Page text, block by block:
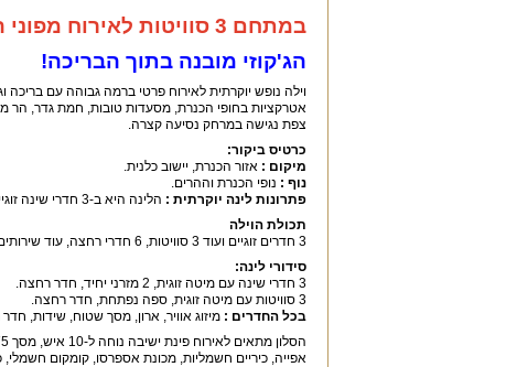
במתחם 3 סוויטות לאירוח מפוני הצפון והדרום בשיתוף עם משרד התיירות.
הג'קוזי מובנה בתוך הבריכה!
וילה נופש יוקרתית לאירוח פרטי ברמה גבוהה עם
אטרקציות בחופי הכנרת, מסעדות טובות, חמת גדר, הר
צפת נגישה במרחק נסיעה קצרה.
כרטיס ביקור:
מיקום : אזור הכנרת, יישוב כלנית.
נוף : נופי הכנרת וההרים.
פתרונות לינה יוקרתית : הלינה היא ב-3 חדרי שינה זוגיים ועוד 3 סוויטות.
תכולת הוילה
3 חדרים זוגיים ועוד 3 סוויטות, 6 חדרי רחצה, עוד שירותים, סלון מעוצב, מטבח מאובזר, פינת אוכל, חצר עם בריכה וג'קוזי.
סידורי לינה:
3 חדרי שינה עם מיטה זוגית, 2 מזרני יחיד, חדר רחצה.
3 סוויטות עם מיטה זוגית, ספה נפתחת, חדר רחצה.
בכל החדרים : מיזוג אוויר, ארון, מסך שטוח, שידות,
אפייה, כיריים חשמליות, מכונת אספרסו, קומקום חשמלי, כלי